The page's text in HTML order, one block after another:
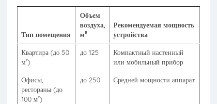
Тип помещения
Объем
воздуха,
м³
Рекомендуемая мощность
устройства
Квартира (до 50
м²)
до 125
Компактный настенный
или мобильный прибор
Офисы,
рестораны (до
100 м²)
до 250 Средней мощности аппарат